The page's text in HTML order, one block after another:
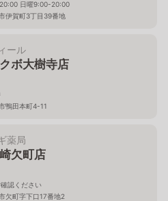
日曜9:00-20:00
伊賀町3丁目39番地
ール
ボ大樹寺店
鴨田本町4-11
薬局
欠町店
認ください
欠町字下口17番地2